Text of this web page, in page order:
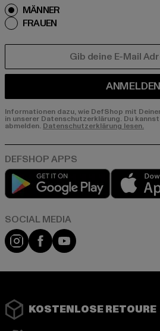
MÄNNER
FRAUEN
ANMELDEN
Informationen dazu, wie DefShop mit
in unserer Datenschutzerklärung. Du
abmelden. Datenschutzerklärung lesen.
Play
Instagram
FacebookYouTube
KOSTENLOSE RETOURE